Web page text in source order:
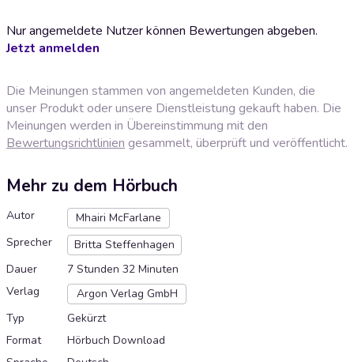
Nur angemeldete Nutzer können Bewertungen abgeben.
Jetzt anmelden
Die Meinungen stammen von angemeldeten Kunden, die
unser Produkt oder unsere Dienstleistung gekauft haben. Die
Meinungen werden in Übereinstimmung mit den
Bewertungsrichtlinien gesammelt, überprüft und veröffentlicht.
Mehr zu dem Hörbuch
Autor
Mhairi McFarlane
Sprecher
Britta Steffenhagen
Dauer
7 Stunden 32 Minuten
Verlag
Argon Verlag GmbH
Typ
Gekürzt
Format
Hörbuch Download